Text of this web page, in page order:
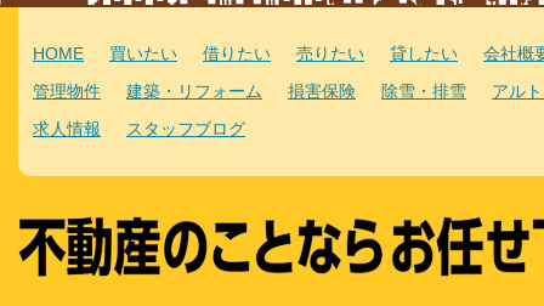
HOME 買いたい 借りたい 売りたい 貸したい 会社概
管理物件 建築・リフォーム 損害保険 除雪・排雪 アル
求人情報 スタッフブログ